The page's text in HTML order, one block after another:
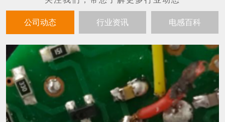
公司动态 行业资讯 电感百科